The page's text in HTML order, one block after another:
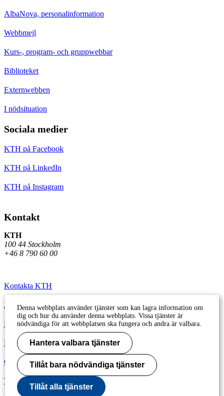
AlbaNova, personalinformation
Webbmejl
Kurs-, program- och gruppwebbar
Biblioteket
Externwebben
I nödsituation
Sociala medier
KTH på Facebook
KTH på LinkedIn
KTH på Instagram
Kontakt
KTH
100 44 Stockholm
+46 8 790 60 00
Kontakta KTH
Jobba på KTH
Press och media
Faktura och betalning KTH
Om KTH:s webbplatser
Tillgänglighetsredogörelse
Denna webbplats använder tjänster som kan lagra information om
dig och hur du använder denna webbplats. Vissa tjänster är
nödvändiga för att webbplatsen ska fungera och andra är valbara.
Hantera valbara tjänster
Tillåt bara nödvändiga tjänster
Tillåt alla tjänster